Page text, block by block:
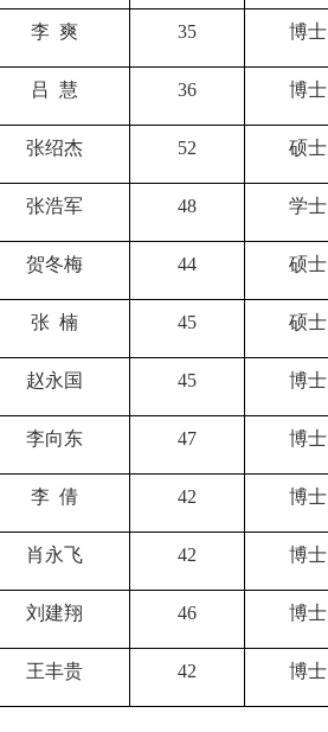
李 爽 35 博士
吕 慧 36 博士
张绍杰 52 硕士
张浩军 48 学士
贺冬梅 44 硕士
张 楠 45 硕士
赵永国 45 博士
李向东 47 博士
李 倩 42 博士
肖永飞 42 博士
刘建翔 46 博士
王丰贵 42 博士